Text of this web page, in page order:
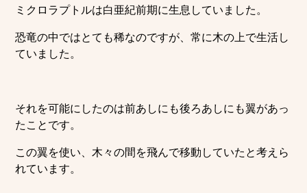
ミクロラプトルは白亜紀前期に生息していました。
恐竜の中ではとても稀なのですが、常に木の上で生活し
ていました。
それを可能にしたのは前あしにも後ろあしにも翼があっ
たことです。
この翼を使い、木々の間を飛んで移動していたと考えら
れています。